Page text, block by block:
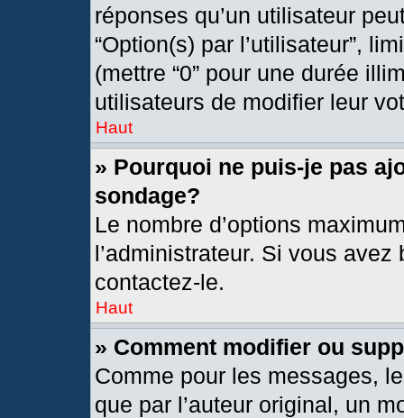
réponses qu’un utilisateur
“Option(s) par l’utilisateur”,
(mettre “0” pour une durée
utilisateurs de modifier leur
Haut
» Pourquoi ne puis-je pas
sondage?
Le nombre d’options
l’administrateur. Si vous
contactez-le.
Haut
» Comment modifier ou
Comme pour les messages,
que par l’auteur original, un